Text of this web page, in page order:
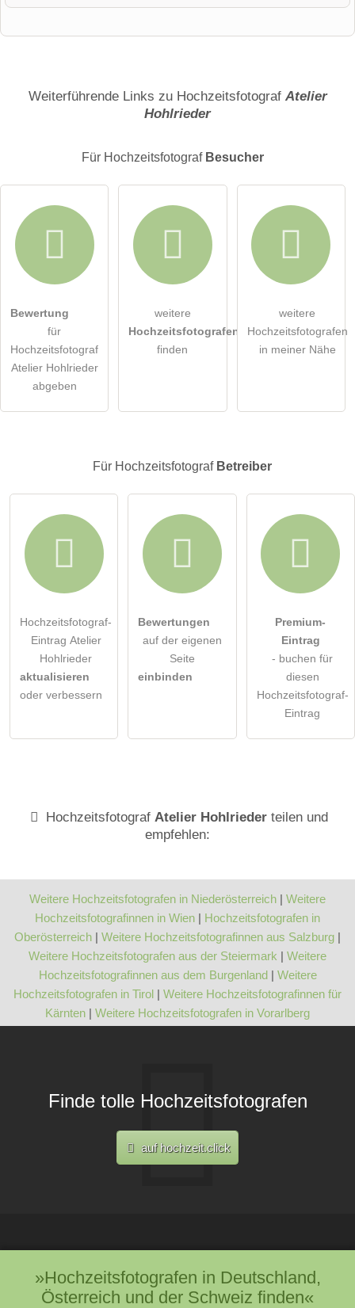
E-Mail-Adresse (wird nicht veröffentlicht)
Die Datenschutzerklärung habe ich zur Kenntnis genommen.
öffentliche Frage stellen
Hinweis:Bitte beachten Sie, öffentliche Fragen sindfür alle
Hochzeitsfotograf-Eintrag zu stellen.
Weiterführende Links zu Hochzeitsfotograf Atelier
Hohlrieder
Für Hochzeitsfotograf Besucher
Bewertung
für
Hochzeitsfotograf
Atelier Hohlrieder
abgeben
weitere
Hochzeitsfotografen
finden
weitere
Hochzeitsfotografen
in meiner Nähe
Für Hochzeitsfotograf Betreiber
Hochzeitsfotograf-
Eintrag Atelier
Hohlrieder
aktualisieren
oder verbessern
Bewertungen
auf der eigenen
Seite
einbinden
Premium-
Eintrag
- buchen für
diesen
Hochzeitsfotograf-
Eintrag
Hochzeitsfotograf Atelier Hohlriederteilen und
empfehlen:
Weitere Hochzeitsfotografen in Niederösterreich | Weitere
Hochzeitsfotografinnen in Wien | Hochzeitsfotografen in
Oberösterreich | Weitere Hochzeitsfotografinnen aus Salzburg |
Weitere Hochzeitsfotografen aus der Steiermark | Weitere
Hochzeitsfotografinnen aus dem Burgenland| Weitere
Hochzeitsfotografen in Tirol | Weitere Hochzeitsfotografinnen für
Kärnten | Weitere Hochzeitsfotografen in Vorarlberg
Finde tolle Hochzeitsfotografen
auf hochzeit.click
»Hochzeitsfotografen in Deutschland,
Österreich und der Schweiz finden«